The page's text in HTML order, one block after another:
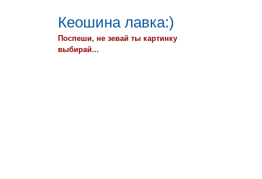
Кеошина лавка:)
Поспеши, не зевай ты картинку
выбирай...